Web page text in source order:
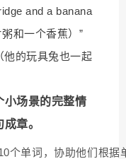
and a banana
和一个香蕉）”
他的玩具兔也一起
小场景的完整情
章。
个单词，协助他们根